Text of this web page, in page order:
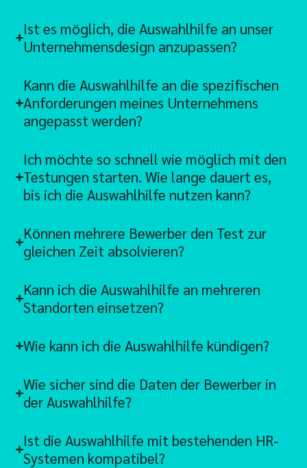
Ist es möglich, die Auswahlhilfe an unser
Unternehmensdesign anzupassen?
Kann die Auswahlhilfe an die spezifischen
Anforderungen meines Unternehmens
angepasst werden?
Ich möchte so schnell wie möglich mit den
Testungen starten. Wie lange dauert es,
bis ich die Auswahlhilfe nutzen kann?
Können mehrere Bewerber den Test zur
gleichen Zeit absolvieren?
Kann ich die Auswahlhilfe an mehreren
Standorten einsetzen?
Wie kann ich die Auswahlhilfe kündigen?
Wie sicher sind die Daten der Bewerber in
der Auswahlhilfe?
Ist die Auswahlhilfe mit bestehenden HR-
Systemen kompatibel?